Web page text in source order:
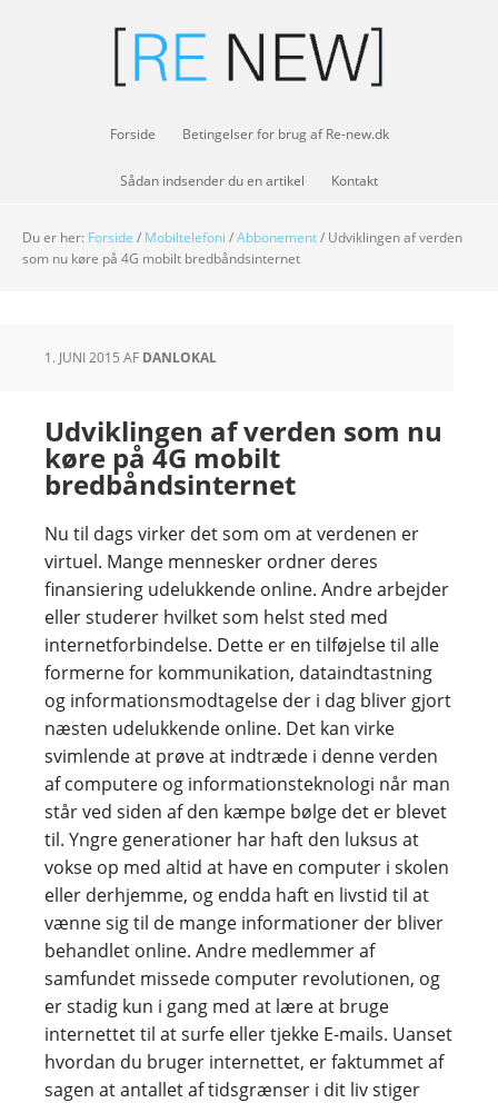
Forside Betingelser for brug af Re-new.dk
Sådan indsender du en artikel Kontakt
Du er her: Forside / Mobiltelefoni /Abbonement/ Udviklingen af verden
som nu køre på 4G mobilt bredbåndsinternet
1. JUNI 2015 AF DANLOKAL
Udviklingen af verden som nu
køre på 4G mobilt
bredbåndsinternet
Nu til dags virker det som om at verdenen er
virtuel. Mange mennesker ordner deres
finansiering udelukkende online. Andre arbejder
eller studerer hvilket som helst sted med
internetforbindelse. Dette er en tilføjelse til alle
formerne for kommunikation, dataindtastning
og informationsmodtagelse der i dag bliver gjort
næsten udelukkende online. Det kan virke
svimlende at prøve at indtræde i denne verden
af computere og informationsteknologi når man
står ved siden af den kæmpe bølge det er blevet
til. Yngre generationer har haft den luksus at
vokse op med altid at have en computer i skolen
eller derhjemme, og endda haft en livstid til at
vænne sig til de mange informationer der bliver
behandlet online. Andre medlemmer af
samfundet missede computer revolutionen, og
er stadig kun i gang med at lære at bruge
internettet til at surfe eller tjekke E-mails. Uanset
hvordan du bruger internettet, er faktummet af
sagen at antallet af tidsgrænser i dit liv stiger